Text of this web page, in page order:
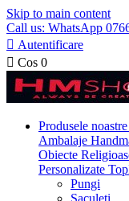
Skip to main content
Call us: WhatsApp
 Autentificare
 Cos 0
Produsele noastre
Ambalaje
Obiecte
Personalizate
Pungi
Saculeti